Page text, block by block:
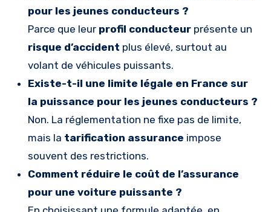
pour les jeunes conducteurs ?
Parce que leur profil conducteurprésente un
risque d’accident plus élevé, surtout au
volant de véhicules puissants.
Existe-t-il une limite légale en France sur
la puissance pour les jeunes conducteurs ?
Non. La réglementation ne fixe pas de limite,
mais la tarification assurance impose
souvent des restrictions.
Comment réduire le coût de l’assurance
pour une voiture puissante ?